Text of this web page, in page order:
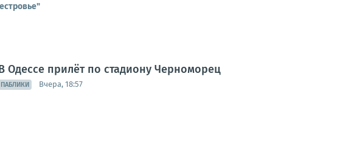
Одессе прилёт по стадиону Черноморец
ПАБЛИКИ Вчера, 18:57